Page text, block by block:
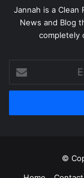
Jannah is a Clean
News and Blog
completely
your
Email
©